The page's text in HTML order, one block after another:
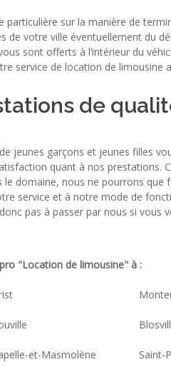
particulière sur la manière de
de votre ville éventuellement du
sont offerts à l’intérieur du
service de location de limousine
de
jeunes garçons et jeunes filles
quant à nos prestations.
le domaine, nous ne pourrons
service et à notre mode de
pas à passer par nous si
"Location de limousine" à :
et-Masmolène Saint-